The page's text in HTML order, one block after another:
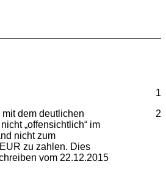
1
2
dem deutlichen
„offensichtlich“ im
nicht zum
zu zahlen. Dies
vom 22.12.2015